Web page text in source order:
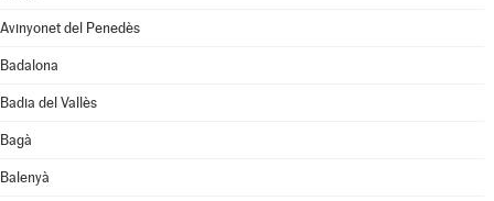
Avinyonet del Penedès
Badalona
Badia del Vallès
Bagà
Balenyà